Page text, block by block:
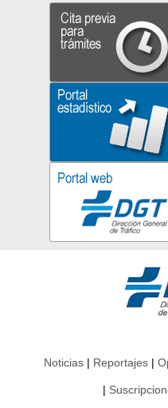
Noticias Reportajes